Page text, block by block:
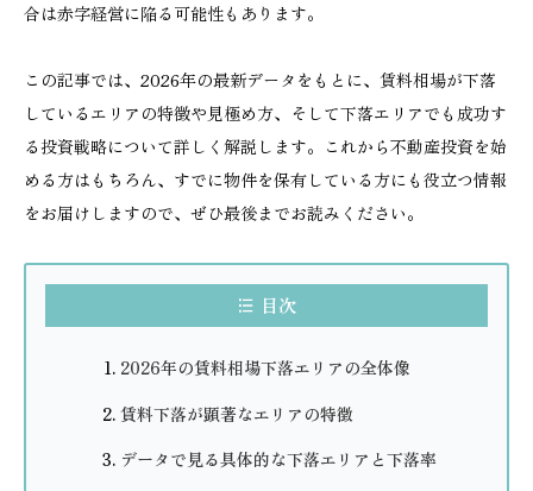
合は赤字経営に陥る可能性もあります。
この記事では、2026年の最新データをもとに、賃料相場が下落
しているエリアの特徴や見極め方、そして下落エリアでも成功す
る投資戦略について詳しく解説します。これから不動産投資を始
める方はもちろん、すでに物件を保有している方にも役立つ情報
をお届けしますので、ぜひ最後までお読みください。
目次
2026年の賃料相場下落エリアの全体像
賃料下落が顕著なエリアの特徴
データで見る具体的な下落エリアと下落率